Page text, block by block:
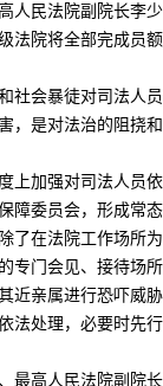
民法院副院长李少
法院将全部完成员额
会暴徒对司法人员
，是对法治的阻挠
加强对司法人员依
障委员会，形成常
了在法院工作场所
专门会见、接待场
近亲属进行恐吓威
法处理，必要时先
高人民法院副院长